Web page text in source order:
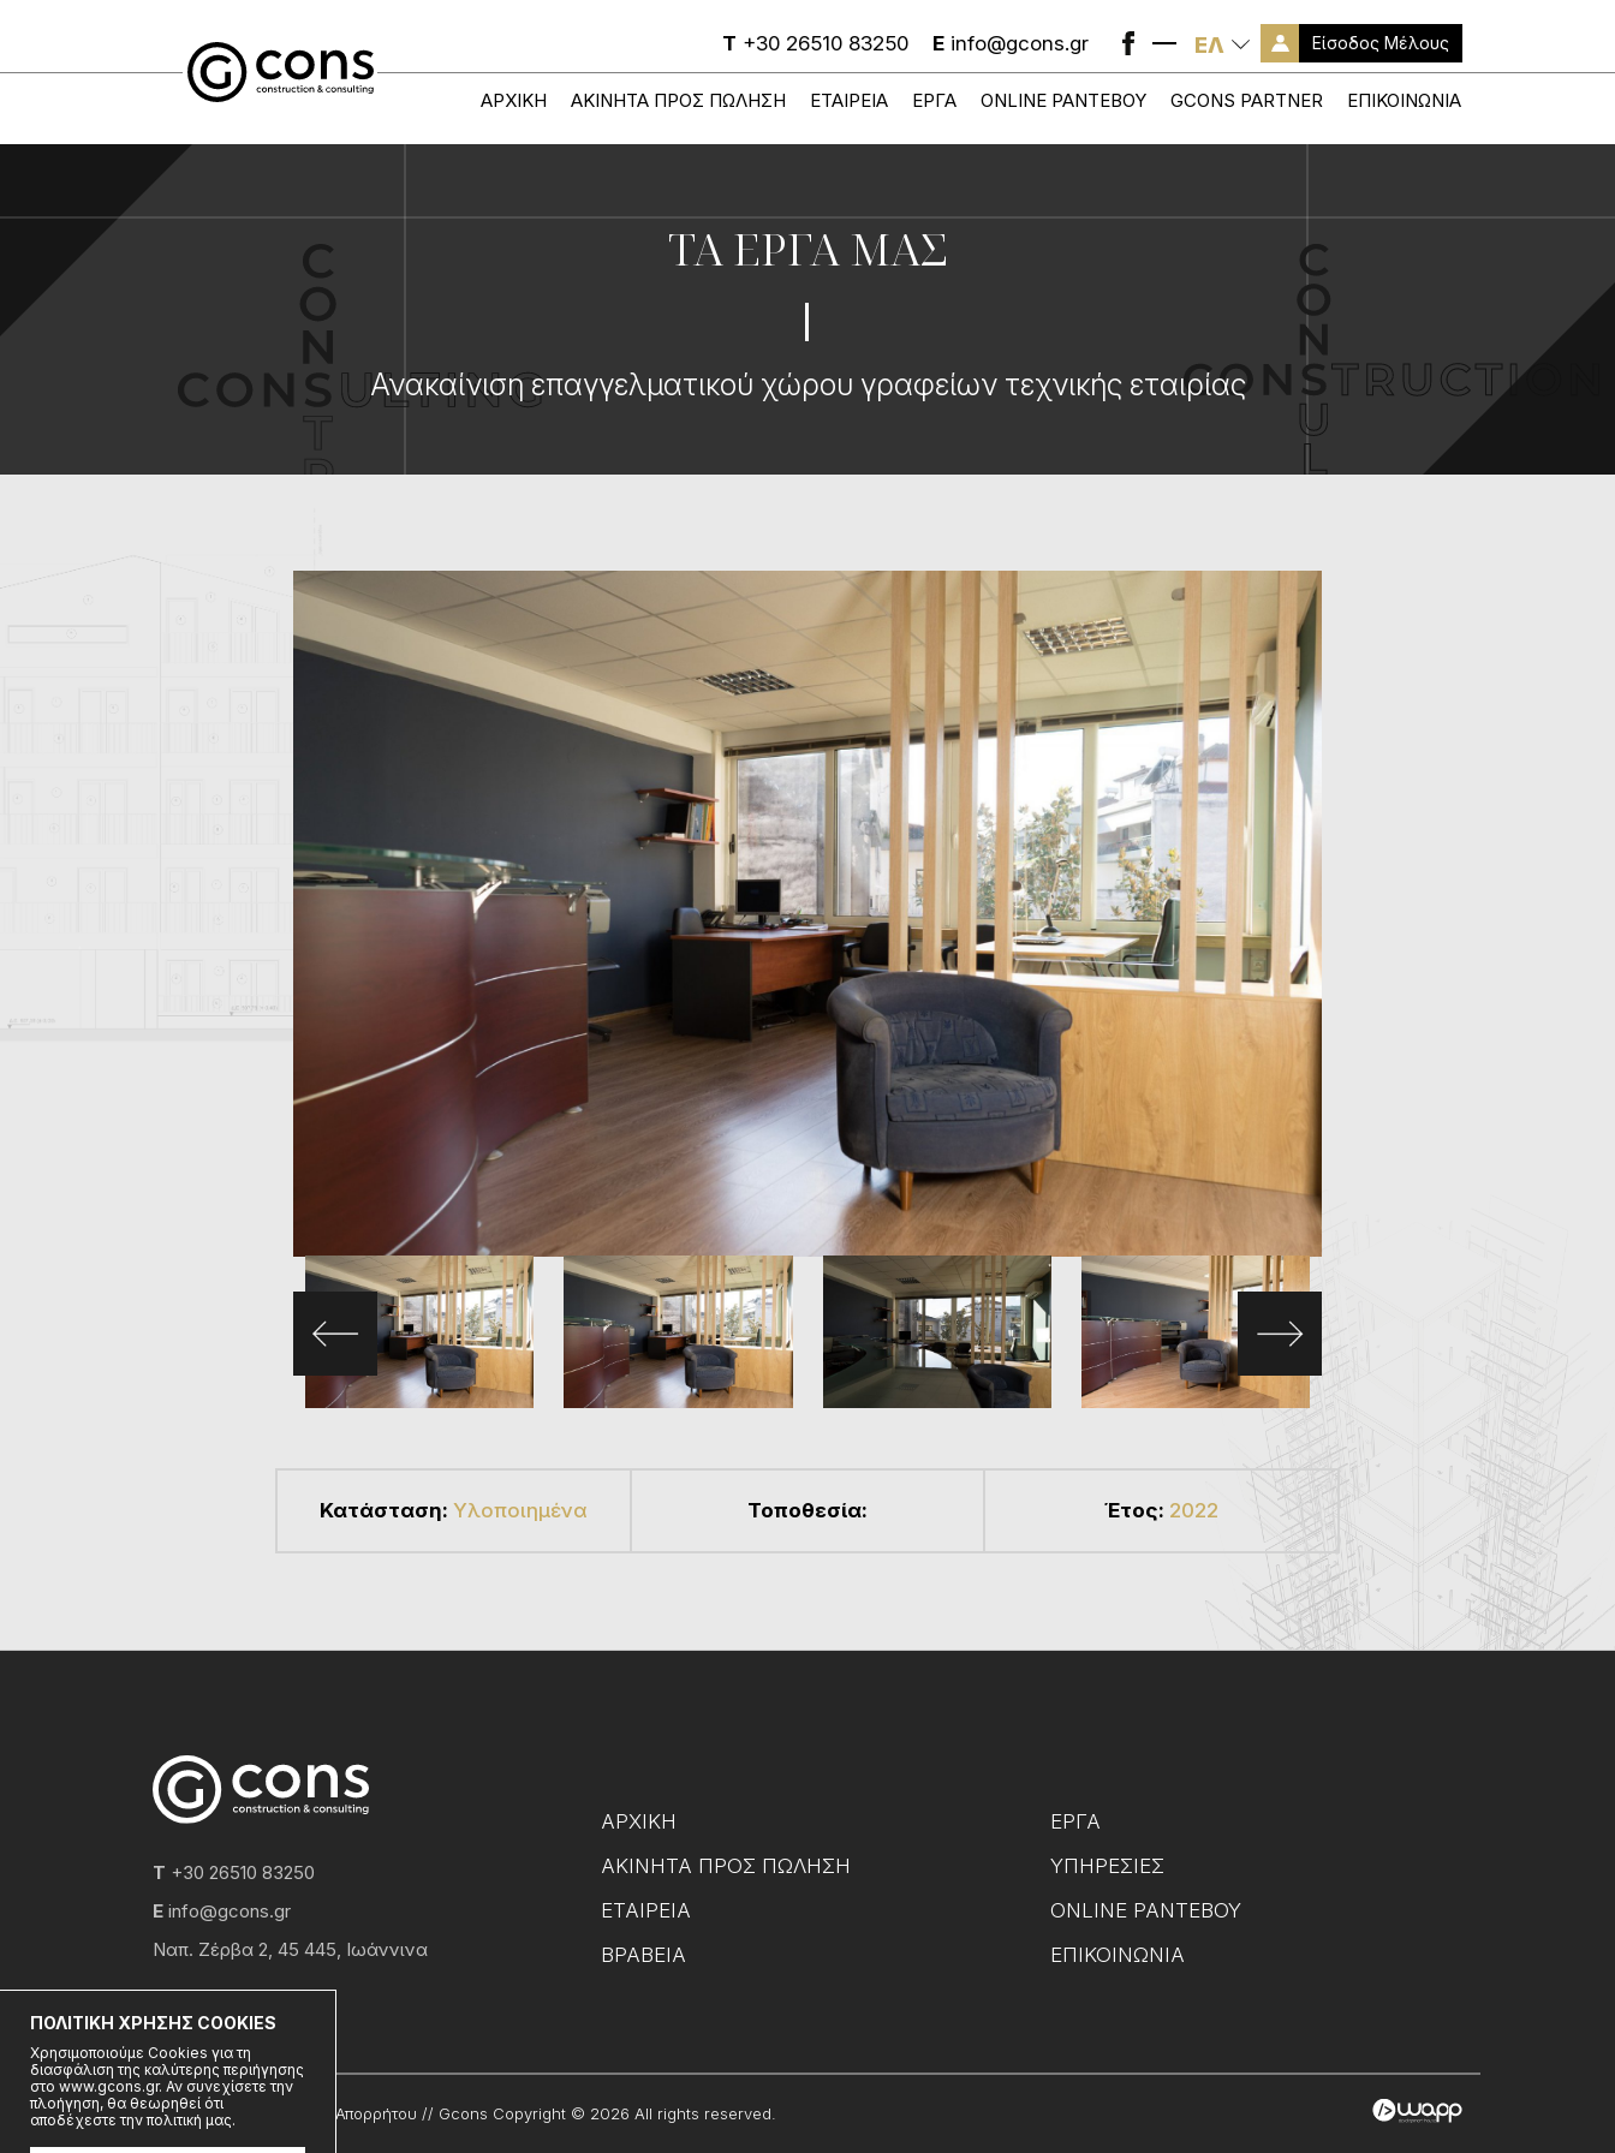
ΠΟΛΙΤΙΚΗ ΧΡΗΣΗΣ COOKIES
Χρησιμοποιούμε Cookies για τη
διασφάλιση της καλύτερης περιήγησης
στο www.gcons.gr. Αν συνεχίσετε την
πλοήγηση, θα θεωρηθεί ότι
αποδέχεστε την πολιτική μας.
T +30 26510 83250 E info@gcons.gr ΕΛ Είσοδος Μέλους
ΑΡΧΙΚΉ ΑΚΊΝΗΤΑ ΠΡΟΣ ΠΏΛΗΣΗ ΕΤΑΙΡΕΊΑ ΈΡΓΑ ONLINE ΡΑΝΤΕΒΟΎ GCONS PARTNER ΕΠΙΚΟΙΝΩΝΊΑ
ΤΑ ΕΡΓΑ ΜΑΣ
Ανακαίνιση επαγγελματικού χώρου γραφείων τεχνικής εταιρίας
Κατάσταση:Υλοποιημένα Τοποθεσία: Έτος: 2022
T +30 26510 83250
E info@gcons.gr
Ναπ. Ζέρβα 2, 45 445, Ιωάννινα
ΑΡΧΙΚΉ
ΑΚΊΝΗΤΑ ΠΡΟΣ ΠΏΛΗΣΗ
ΕΤΑΙΡΕΊΑ
ΒΡΑΒΕΊΑ
ΈΡΓΑ
ΥΠΗΡΕΣΊΕΣ
ONLINE ΡΑΝΤΕΒΟΎ
ΕΠΙΚΟΙΝΩΝΊΑ
Όροι Χρήσης - Πολιτική Απορρήτου // Gcons Copyright © 2026 All rights reserved.